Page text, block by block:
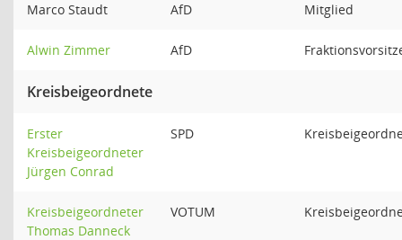
Marco Staudt AfD Mitglied
Alwin Zimmer AfD
Kreisbeigeordnete
Erster
Kreisbeigeordneter
Jürgen Conrad
SPD
Kreisbeigeordneter
Thomas Danneck
VOTUM